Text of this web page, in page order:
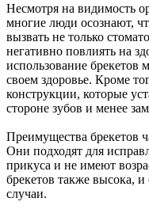
Несмотря на видимость
многие люди осознают,
вызвать не только
негативно повлиять на
использование брекетов
своем здоровье. Кроме
конструкции, которые
стороне зубов и менее
Преимущества брекетов
Они подходят для
прикуса и не имеют
брекетов также высока,
случаи.